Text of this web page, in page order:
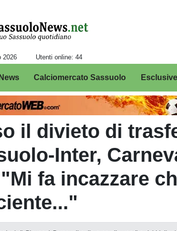
2026 Utenti online: 44
News Calciomercato Sassuolo Esclusive
il divieto di
Inter,
fa incazzare